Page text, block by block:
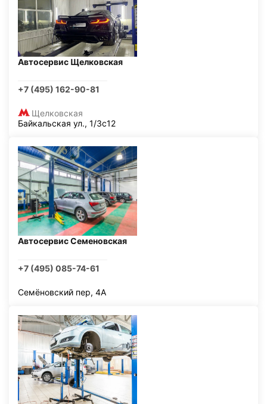
Автосервис Щелковская
+7 (495) 162-90-81
Щелковская
Байкальская ул., 1/3с12
Автосервис Семеновская
+7 (495) 085-74-61
Семёновский пер, 4А